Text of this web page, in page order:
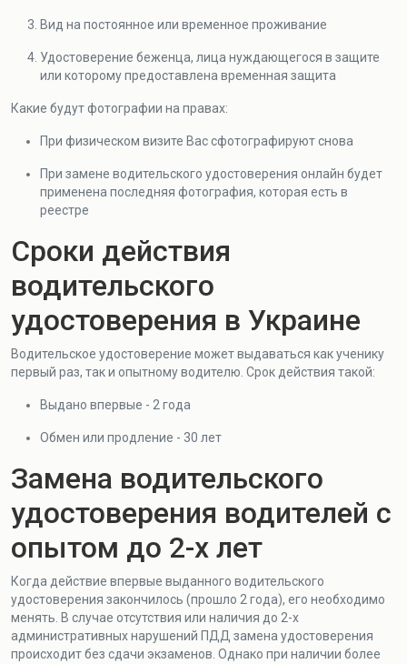
Вид на постоянное или временное проживание
Удостоверение беженца, лица нуждающегося в защите
или которому предоставлена временная защита
Какие будут фотографии на правах:
При физическом визите Вас сфотографируют снова
При замене водительского удостоверения онлайн будет
применена последняя фотография, которая есть в
реестре
Сроки действия
водительского
удостоверения в Украине
Водительское удостоверение может выдаваться как ученику
первый раз, так и опытному водителю. Срок действия такой:
Выдано впервые - 2 года
Обмен или продление - 30 лет
Замена водительского
удостоверения водителей с
опытом до 2-х лет
Когда действие впервые выданного водительского
удостоверения закончилось (прошло 2 года), его необходимо
менять. В случае отсутствия или наличия до 2-х
административных нарушений ПДД замена удостоверения
происходит без сдачи экзаменов. Однако при наличии более